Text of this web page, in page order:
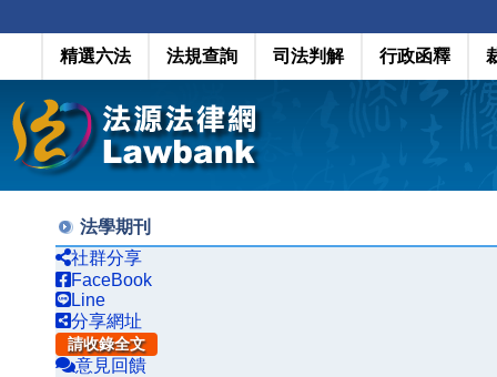
精選六法 法規查詢 司法判解 行政函釋
法學期刊
社群分享
FaceBook
Line
分享網址
請收錄全文
意見回饋